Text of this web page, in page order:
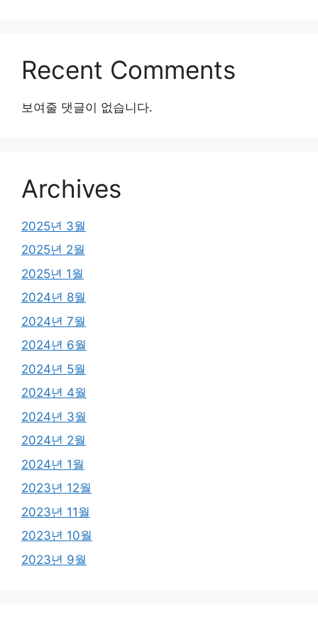
Recent Comments
보여줄 댓글이 없습니다.
Archives
2025년 3월
2025년 2월
2025년 1월
2024년 8월
2024년 7월
2024년 6월
2024년 5월
2024년 4월
2024년 3월
2024년 2월
2024년 1월
2023년 12월
2023년 11월
2023년 10월
2023년 9월